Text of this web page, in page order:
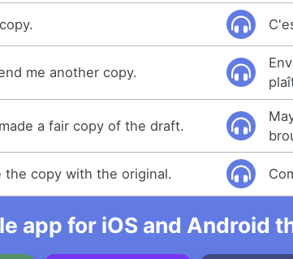
me another copy.
a fair copy of the draft.
the copy with the original.
app for iOS and Android